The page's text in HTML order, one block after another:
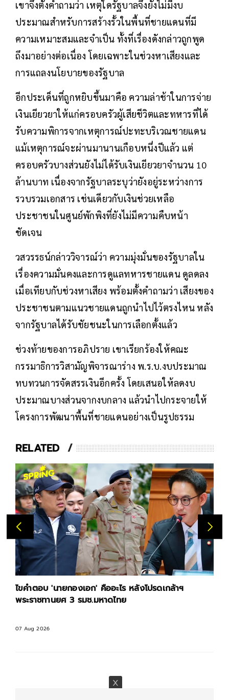
เขาจึงตั้งคำถามว่า เหตุใดรัฐบาลจึงยังไม่มีงบ
ประมาณสำหรับการสร้างรั้วในพื้นที่ชายแดนที่มี
ความเหมาะสมและจำเป็น ทั้งที่เรื่องดังกล่าวถูกพูด
ถึงมาอย่างต่อเนื่อง โดยเฉพาะในช่วงหาเสียงและ
การแถลงนโยบายของรัฐบาล
อีกประเด็นที่ถูกหยิบขึ้นมาคือ ความล่าช้าในการจ่าย
เงินเยียวยาให้แก่ครอบครัวผู้เสียชีวิตและทหารที่ได้
รับความพิการจากเหตุการณ์ปะทะบริเวณชายแดน
แม้เหตุการณ์จะผ่านมานานเกือบหนึ่งปีแล้ว แต่
ครอบครัวบางส่วนยังไม่ได้รับเงินเยียวยาจำนวน 10
ล้านบาท เนื่องจากรัฐบาลระบุว่ายังอยู่ระหว่างการ
รวบรวมเอกสาร เช่นเดียวกับเงินช่วยเหลือ
ประชาชนในศูนย์พักพิงที่ยังไม่มีความคืบหน้า
ชัดเจน
วสวรรธน์กล่าววิจารณ์ว่า ความมุ่งมั่นของรัฐบาลใน
เรื่องความมั่นคงและการดูแลทหารชายแดน ดูลดลง
เมื่อเทียบกับช่วงหาเสียง พร้อมตั้งคำถามว่า เสียงของ
ประชาชนตามแนวชายแดนถูกนำไปไว้ตรงไหน หลัง
จากรัฐบาลได้รับชัยชนะในการเลือกตั้งแล้ว
ช่วงท้ายของการอภิปราย เขาเรียกร้องให้คณะ
กรรมาธิการวิสามัญพิจารณาร่าง พ.ร.บ.งบประมาณ
ทบทวนการจัดสรรเงินอีกครั้ง โดยเสนอให้ลดงบ
ประมาณบางส่วนจากงบกลาง แล้วนำไปกระจายให้
โครงการพัฒนาพื้นที่ชายแดนอย่างเป็นรูปธรรม
RELATED
ไขคำตอบ 'นายกองเอก' คืออะไร หลังโปรดเกล้าฯ
พระราชทานยศ 3 รมช.มหาดไทย
07 Aug 2026